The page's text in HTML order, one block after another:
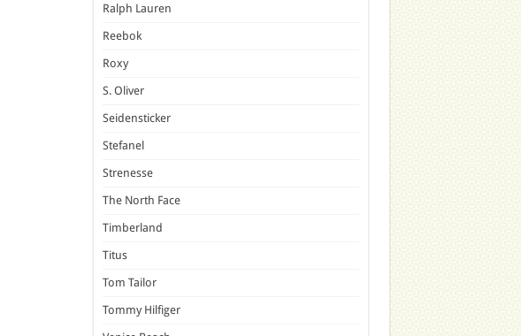
Ralph Lauren
Reebok
Roxy
S. Oliver
Seidensticker
Stefanel
Strenesse
The North Face
Timberland
Titus
Tom Tailor
Tommy Hilfiger